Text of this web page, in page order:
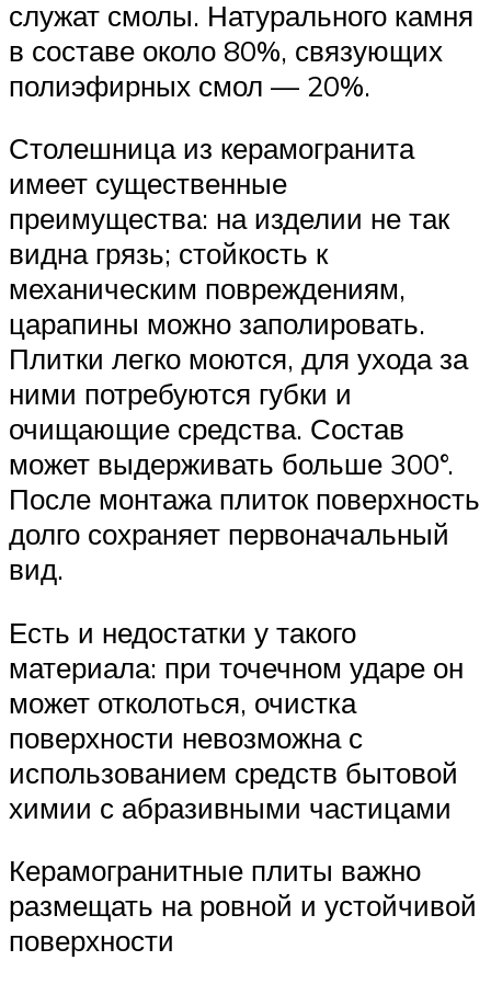
служат смолы. Натурального камня
в составе около 80%, связующих
полиэфирных смол — 20%.
Столешница из керамогранита
имеет существенные
преимущества: на изделии не так
видна грязь; стойкость к
механическим повреждениям,
царапины можно заполировать.
Плитки легко моются, для ухода за
ними потребуются губки и
очищающие средства. Состав
может выдерживать больше 300°.
После монтажа плиток поверхность
долго сохраняет первоначальный
вид.
Есть и недостатки у такого
материала: при точечном ударе он
может отколоться, очистка
поверхности невозможна с
использованием средств бытовой
химии с абразивными частицами
Керамогранитные плиты важно
размещать на ровной и устойчивой
поверхности